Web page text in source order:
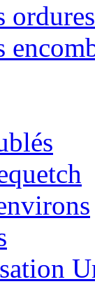
ordures